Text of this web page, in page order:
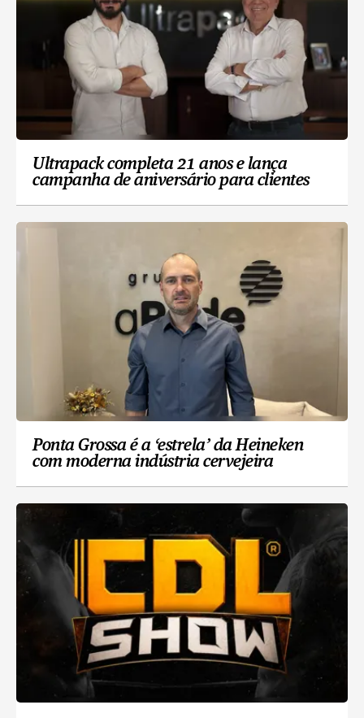
Ultrapack completa 21 anos e lança
campanha de aniversário para clientes
Ponta Grossa é a ‘estrela’ da Heineken
com moderna indústria cervejeira